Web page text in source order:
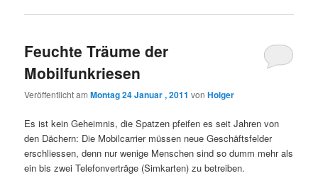
Feuchte Träume der
Mobilfunkriesen
Veröffentlicht amMontag 24 Januar , 2011 vonHolger
Es ist kein Geheimnis, die Spatzen pfeifen es seit Jahren von
den Dächern: Die Mobilcarrier müssen neue Geschäftsfelder
erschliessen, denn nur wenige Menschen sind so dumm mehr als
ein bis zwei Telefonverträge (Simkarten) zu betreiben.